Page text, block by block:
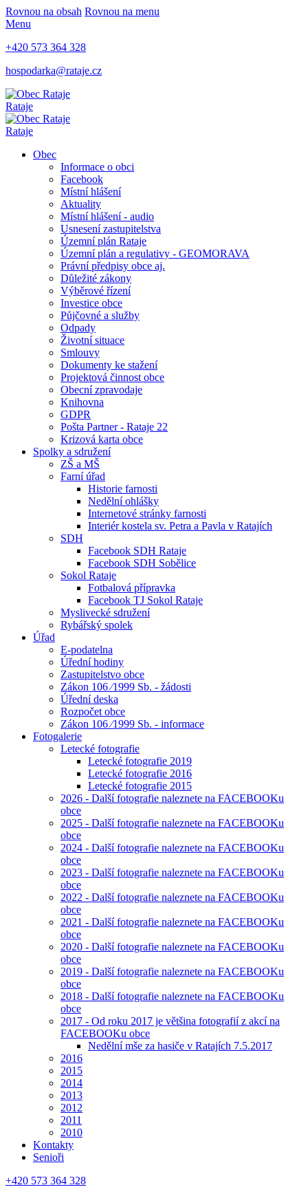
Rovnou na obsah Rovnou na menu
Menu
+420 573 364 328
hospodarka@rataje.cz
Rataje
Rataje
Obec
Informace o obci
Facebook
Místní hlášení
Aktuality
Místní hlášení - audio
Usnesení zastupitelstva
Územní plán Rataje
Územní plán a regulativy - GEOMORAVA
Právní předpisy obce aj.
Důležité zákony
Výběrové řízení
Investice obce
Půjčovné a služby
Odpady
Životní situace
Smlouvy
Dokumenty ke stažení
Projektová činnost obce
Obecní zpravodaje
Knihovna
GDPR
Pošta Partner - Rataje 22
Krizová karta obce
Spolky a sdružení
ZŠ a MŠ
Farní úřad
Historie farnosti
Nedělní ohlášky
Internetové stránky farnosti
Interiér kostela sv. Petra a Pavla v Ratajích
SDH
Facebook SDH Rataje
Facebook SDH Sobělice
Sokol Rataje
Fotbalová přípravka
Facebook TJ Sokol Rataje
Myslivecké sdružení
Rybářský spolek
Úřad
E-podatelna
Úřední hodiny
Zastupitelstvo obce
Zákon 106 ⁄1999 Sb. - žádosti
Úřední deska
Rozpočet obce
Zákon 106 ⁄1999 Sb. - informace
Fotogalerie
Letecké fotografie
Letecké fotografie 2019
Letecké fotografie 2016
Letecké fotografie 2015
2026 - Další fotografie naleznete na FACEBOOKu
obce
2025 - Další fotografie naleznete na FACEBOOKu
obce
2024 - Další fotografie naleznete na FACEBOOKu
obce
2023 - Další fotografie naleznete na FACEBOOKu
obce
2022 - Další fotografie naleznete na FACEBOOKu
obce
2021 - Další fotografie naleznete na FACEBOOKu
obce
2020 - Další fotografie naleznete na FACEBOOKu
obce
2019 - Další fotografie naleznete na FACEBOOKu
obce
2018 - Další fotografie naleznete na FACEBOOKu
obce
2017 - Od roku 2017 je většina fotografií z akcí na
FACEBOOKu obce
Nedělní mše za hasiče v Ratajích 7.5.2017
2016
2015
2014
2013
2012
2011
2010
Kontakty
Senioři
+420 573 364 328